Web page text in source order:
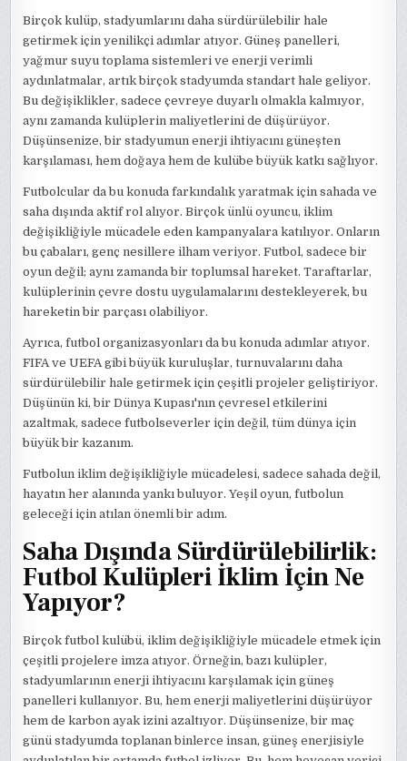
Birçok kulüp, stadyumlarını daha sürdürülebilir hale
getirmek için yenilikçi adımlar atıyor. Güneş panelleri,
yağmur suyu toplama sistemleri ve enerji verimli
aydınlatmalar, artık birçok stadyumda standart hale geliyor.
Bu değişiklikler, sadece çevreye duyarlı olmakla kalmıyor,
aynı zamanda kulüplerin maliyetlerini de düşürüyor.
Düşünsenize, bir stadyumun enerji ihtiyacını güneşten
karşılaması, hem doğaya hem de kulübe büyük katkı sağlıyor.
Futbolcular da bu konuda farkındalık yaratmak için sahada ve
saha dışında aktif rol alıyor. Birçok ünlü oyuncu, iklim
değişikliğiyle mücadele eden kampanyalara katılıyor. Onların
bu çabaları, genç nesillere ilham veriyor. Futbol, sadece bir
oyun değil; aynı zamanda bir toplumsal hareket. Taraftarlar,
kulüplerinin çevre dostu uygulamalarını destekleyerek, bu
hareketin bir parçası olabiliyor.
Ayrıca, futbol organizasyonları da bu konuda adımlar atıyor.
FIFA ve UEFA gibi büyük kuruluşlar, turnuvalarını daha
sürdürülebilir hale getirmek için çeşitli projeler geliştiriyor.
Düşünün ki, bir Dünya Kupası'nın çevresel etkilerini
azaltmak, sadece futbolseverler için değil, tüm dünya için
büyük bir kazanım.
Futbolun iklim değişikliğiyle mücadelesi, sadece sahada değil,
hayatın her alanında yankı buluyor. Yeşil oyun, futbolun
geleceği için atılan önemli bir adım.
Saha Dışında Sürdürülebilirlik:
Futbol Kulüpleri İklim İçin Ne
Yapıyor?
Birçok futbol kulübü, iklim değişikliğiyle mücadele etmek için
çeşitli projelere imza atıyor. Örneğin, bazı kulüpler,
stadyumlarının enerji ihtiyacını karşılamak için güneş
panelleri kullanıyor. Bu, hem enerji maliyetlerini düşürüyor
hem de karbon ayak izini azaltıyor. Düşünsenize, bir maç
günü stadyumda toplanan binlerce insan, güneş enerjisiyle